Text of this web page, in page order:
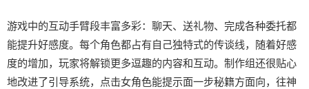
游戏中的​​互动手臂段丰富多彩​​：聊天、送礼物、完成各种委托都
能提升好感度。每个角色都占有自己独特式的传谈线，随着好感
度的增加，玩家将解锁更多逗趣的内容和互动。制作组还很贴心
地改进了引导系统，点击女角色能提示面一步秘籍方面向，往神